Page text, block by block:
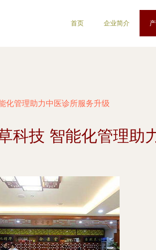
首页 企业简介
化管理助力中医诊所服务升级
科技 智能化管理助